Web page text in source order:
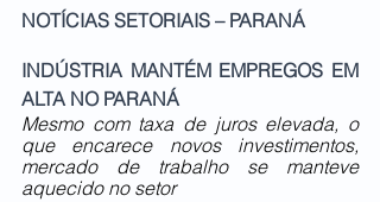
NOTÍCIAS SETORIAIS – PARANÁ
INDÚSTRIA MANTÉM EMPREGOS EM
ALTA NO PARANÁ
Mesmo com taxa de juros elevada, o
que encarece novos investimentos,
mercado de trabalho se manteve
aquecido no setor